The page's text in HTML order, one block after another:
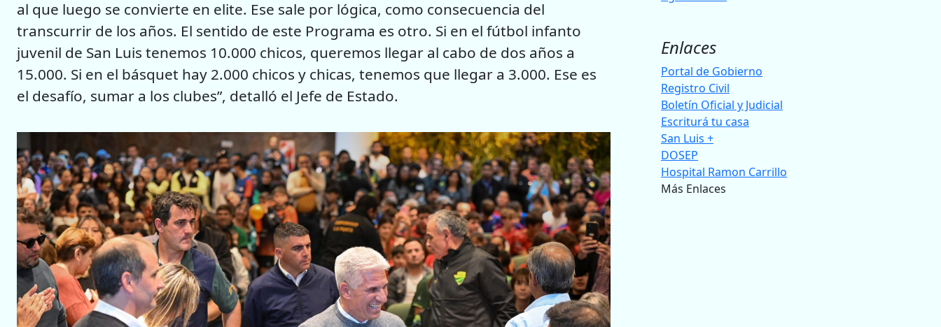
al que luego se convierte en elite. Ese sale por lógica, como consecuencia del
transcurrir de los años. El sentido de este Programa es otro. Si en el fútbol infanto
juvenil de San Luis tenemos 10.000 chicos, queremos llegar al cabo de dos años a
15.000. Si en el básquet hay 2.000 chicos y chicas, tenemos que llegar a 3.000. Ese es
el desafío, sumar a los clubes”, detalló el Jefe de Estado.
Enlaces
Portal de Gobierno
Registro Civil
Boletín Oficial y Judicial
Escriturá tu casa
San Luis +
DOSEP
Hospital Ramon Carrillo
Más Enlaces